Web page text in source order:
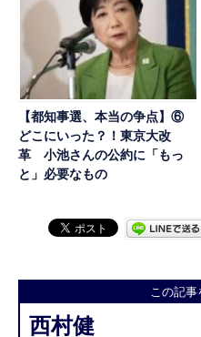
【都知事選、本当の争点】⑥
どこにいった？！東京大改
革 小池さんの公約に「もっ
と」必要なもの
この記事
西村健